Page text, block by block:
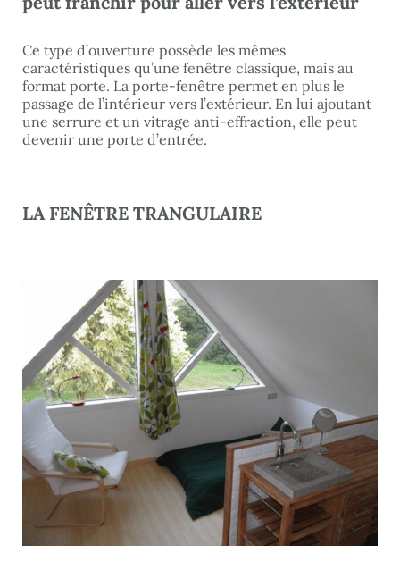
Ce type d’ouverture possède les mêmes
caractéristiques qu’une fenêtre classique, mais au
format porte. La porte-fenêtre permet en plus le
passage de l’intérieur vers l’extérieur. En lui ajoutant
une serrure et un vitrage anti-effraction, elle peut
devenir une porte d’entrée.
LA FENÊTRE TRANGULAIRE